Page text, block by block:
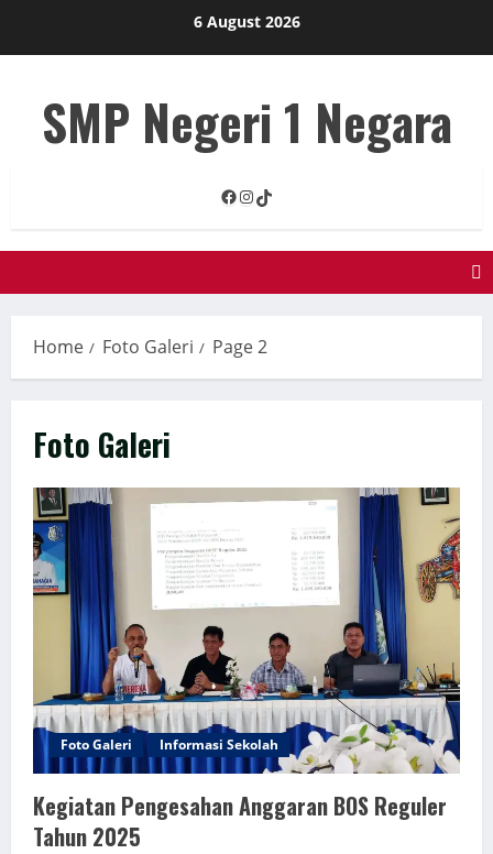
6 August 2026
SMP Negeri 1 Negara
Facebook
Instagram
TikTok
Home Foto Galeri Page 2
Foto Galeri
Foto Galeri Informasi Sekolah
Kegiatan Pengesahan Anggaran BOS Reguler
Tahun 2025